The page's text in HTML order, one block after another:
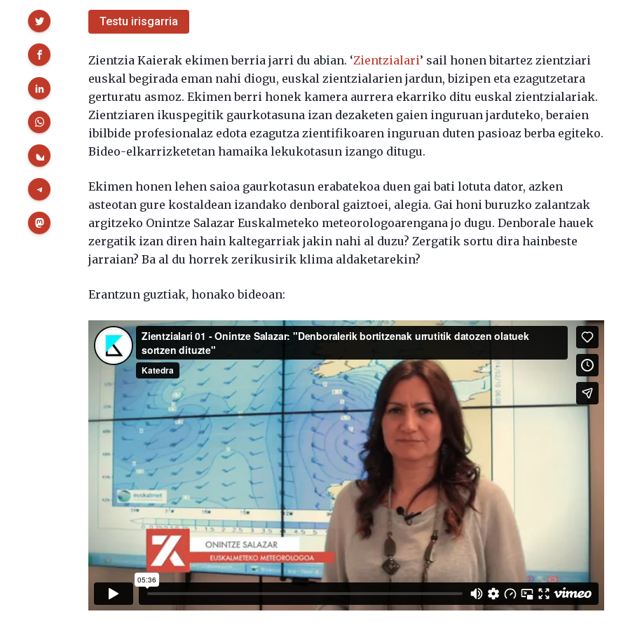
Testu irisgarria
Zientzia Kaierak ekimen berria jarri du abian. ‘Zientzialari’ sail honen bitartez zientziari
euskal begirada eman nahi diogu, euskal zientzialarien jardun, bizipen eta ezagutzetara
gerturatu asmoz. Ekimen berri honek kamera aurrera ekarriko ditu euskal zientzialariak.
Zientziaren ikuspegitik gaurkotasuna izan dezaketen gaien inguruan jarduteko, beraien
ibilbide profesionalaz edota ezagutza zientifikoaren inguruan duten pasioaz berba egiteko.
Bideo-elkarrizketetan hamaika lekukotasun izango ditugu.
Ekimen honen lehen saioa gaurkotasun erabatekoa duen gai bati lotuta dator, azken
asteotan gure kostaldean izandako denboral gaiztoei, alegia. Gai honi buruzko zalantzak
argitzeko Onintze Salazar Euskalmeteko meteorologoarengana jo dugu. Denborale hauek
zergatik izan diren hain kaltegarriak jakin nahi al duzu? Zergatik sortu dira hainbeste
jarraian? Ba al du horrek zerikusirik klima aldaketarekin?
Erantzun guztiak, honako bideoan:
Partekatu